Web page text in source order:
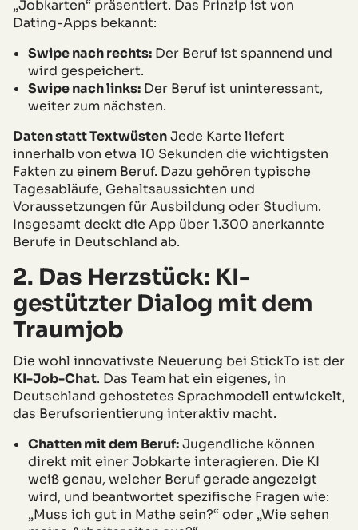
„Jobkarten“ präsentiert. Das Prinzip ist von
Dating-Apps bekannt:
Swipe nach rechts: Der Beruf ist spannend und
wird gespeichert.
Swipe nach links: Der Beruf ist uninteressant,
weiter zum nächsten.
Daten statt TextwüstenJede Karte liefert
innerhalb von etwa 10 Sekunden die wichtigsten
Fakten zu einem Beruf. Dazu gehören typische
Tagesabläufe, Gehaltsaussichten und
Voraussetzungen für Ausbildung oder Studium.
Insgesamt deckt die App über 1.300 anerkannte
Berufe in Deutschland ab.
2. Das Herzstück: KI-
gestützter Dialog mit dem
Traumjob
Die wohl innovativste Neuerung bei StickTo ist der
KI-Job-Chat. Das Team hat ein eigenes, in
Deutschland gehostetes Sprachmodell entwickelt,
das Berufsorientierung interaktiv macht.
Chatten mit dem Beruf:Jugendliche können
direkt mit einer Jobkarte interagieren. Die KI
weiß genau, welcher Beruf gerade angezeigt
wird, und beantwortet spezifische Fragen wie:
„Muss ich gut in Mathe sein?“ oder „Wie sehen